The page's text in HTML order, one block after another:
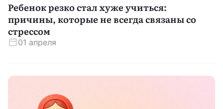
Ребенок резко стал хуже учиться:
причины, которые не всегда связаны со
стрессом
01 апреля